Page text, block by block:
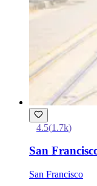
4.5(1.7k)
San
San Francisco